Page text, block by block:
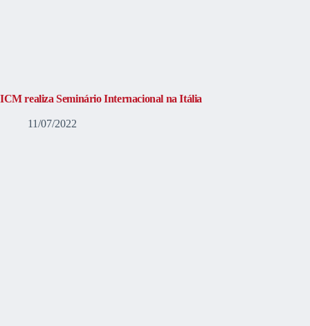
ICM realiza Seminário Internacional na Itália
11/07/2022